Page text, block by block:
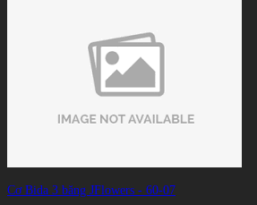
Cơ Bida 3 băng JFlowers - 60-07